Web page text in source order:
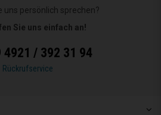
uns persönlich sprechen?
Sie uns einfach an!
4921 / 392 31 94
Rückrufservice